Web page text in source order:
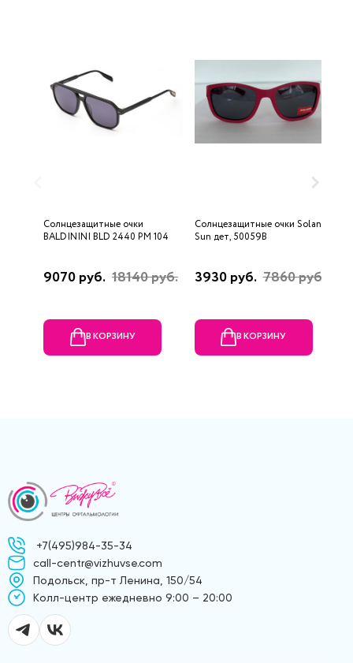
Солнцезащитные очки
BALDININI BLD 2440 PM 104
9070 руб. 18140 руб.
В КОРЗИНУ
Солнцезащитные очки Solano
Sun дет, 50059B
3930 руб. 7860 руб.
В КОРЗИНУ
+7(495)984-35-34
call-centr@vizhuvse.com
Подольск, пр-т Ленина, 150/54
Kолл-центр ежедневно 9:00 – 20:00